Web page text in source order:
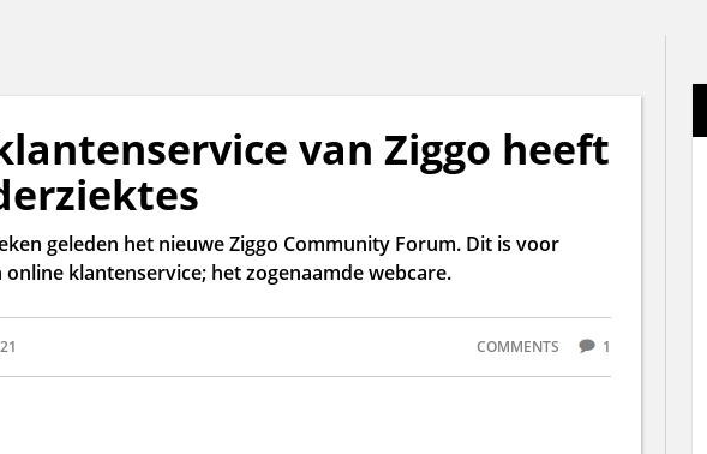
van Ziggo heeft
geleden het nieuwe Ziggo Community Forum. Dit is voor
klantenservice; het zogenaamde webcare.
COMMENTS 1